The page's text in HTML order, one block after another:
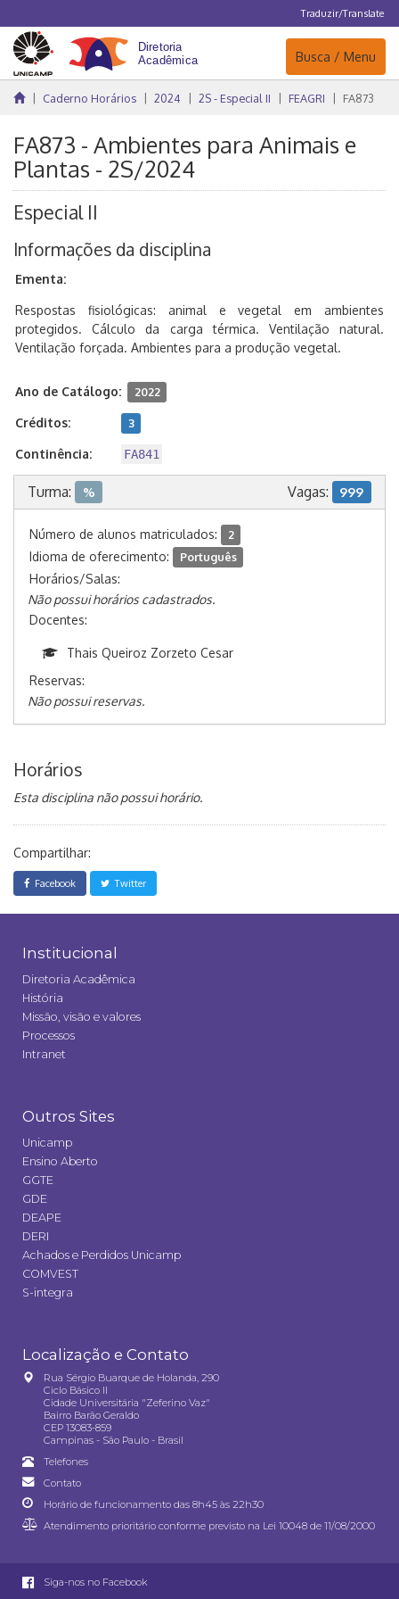
Traduzir/Translate
Navegação
Busca / Menu
Caderno Horários 2024 2S - Especial II FEAGRI FA873
FA873 - Ambientes para Animais e
Plantas - 2S/2024
Especial II
Informações da disciplina
Ementa:
Respostas fisiológicas: animal e vegetal em ambientes
protegidos. Cálculo da carga térmica. Ventilação natural.
Ventilação forçada. Ambientes para a produção vegetal.
Ano de Catálogo: 2022
Créditos: 3
Continência: FA841
Turma: % Vagas: 999
Número de alunos matriculados: 2
Idioma de oferecimento: Português
Horários/Salas:
Não possui horários cadastrados.
Docentes:
Thais Queiroz Zorzeto Cesar
Reservas:
Não possui reservas.
Horários
Esta disciplina não possui horário.
Compartilhar:
Facebook Twitter
Institucional
Diretoria Acadêmica
História
Missão, visão e valores
Processos
Intranet
Outros Sites
Unicamp
Ensino Aberto
GGTE
GDE
DEAPE
DERI
Achados e Perdidos Unicamp
COMVEST
S-integra
Localização e Contato
Rua Sérgio Buarque de Holanda, 290
Ciclo Básico II
Cidade Universitária "Zeferino Vaz"
Bairro Barão Geraldo
CEP 13083-859
Campinas - São Paulo - Brasil
Telefones
Contato
Horário de funcionamento das 8h45 às 22h30
Atendimento prioritário conforme previsto na Lei 10048 de 11/08/2000
Siga-nos no Facebook